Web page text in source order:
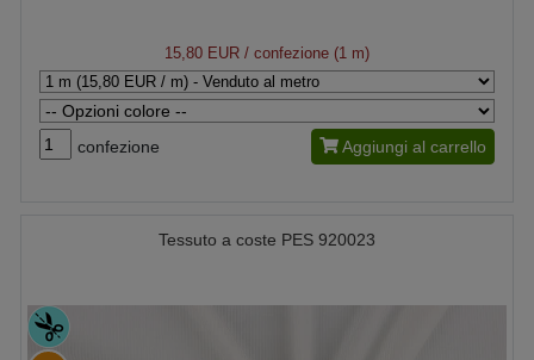
15,80 EUR / confezione (1 m)
confezione Aggiungi al carrello
Tessuto a coste PES 920023